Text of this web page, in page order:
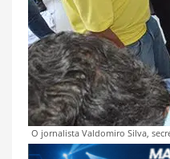
O jornalista Valdomiro Silva,